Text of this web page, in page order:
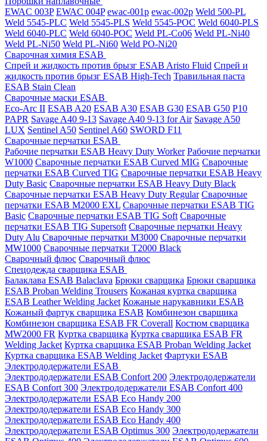
EWAC 003P EWAC 004P ewac-001p ewac-002p Weld 500-PL
Weld 5545-PLC Weld 5545-PLS Weld 5545-POC Weld 6040-PLS
Weld 6040-PLС Weld 6040-POC Weld PL-Co06 Weld PL-Ni40
Weld PL-Ni50 Weld PL-Ni60 Weld PO-Ni20
Сварочная химия ESAB
Спрей и жидкость против брызг ESAB Aristo Fluid Спрей и
жидкость против брызг ESAB High-Tech Травильная паста
ESAB Stain Clean
Сварочные маски ESAB
Eco-Arc II ESAB A20 ESAB A30 ESAB G30 ESAB G50 P10
PAPR Savage A40 9-13 Savage A40 9-13 for Air Savage A50
LUX Sentinel A50 Sentinel A60 SWORD F11
Сварочные перчатки ESAB
Рабочие перчатки ESAB Heavy Duty Worker Рабочие перчатки
W1000 Сварочные перчатки ESAB Curved MIG Сварочные
перчатки ESAB Curved TIG Сварочные перчатки ESAB Heavy
Duty Basic Сварочные перчатки ESAB Heavy Duty Black
Сварочные перчатки ESAB Heavy Duty Regular Сварочные
перчатки ESAB M2000 EXL Сварочные перчатки ESAB TIG
Basic Сварочные перчатки ESAB TIG Soft Сварочные
перчатки ESAB TIG Supersoft Сварочные перчатки Heavy
Duty Alu Сварочные перчатки M3000 Сварочные перчатки
MW1000 Сварочные перчатки T2000 Black
Сварочный флюс Сварочный флюс
Спецодежда сварщика ESAB
Балаклава ESAB Balaclava Брюки сварщика Брюки сварщика
ESAB Proban Welding Trousers Кожаная куртка сварщика
ESAB Leather Welding Jacket Кожаные нарукавники ESAB
Кожаный фартук сварщика ESAB Комбинезон сварщика
Комбинезон сварщика ESAB FR Coverall Костюм сварщика
MW2000 FR Куртка сварщика Куртка сварщика ESAB FR
Welding Jacket Куртка сварщика ESAB Proban Welding Jacket
Куртка сварщика ESAB Welding Jacket Фартуки ESAB
Электрододержатели ESAB
Электрододержатели ESAB Confort 200 Электрододержатели
ESAB Confort 300 Электрододержатели ESAB Confort 400
Электрододержатели ESAB Eco Handy 200
Электрододержатели ESAB Eco Handy 300
Электрододержатели ESAB Eco Handy 400
Электрододержатели ESAB Optimus 300 Электрододержатели